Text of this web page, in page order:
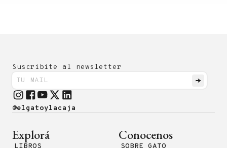
Suscribite al newsletter
@elgatoylacaja
Explorá
LIBROS
Conocenos
SOBRE GATO